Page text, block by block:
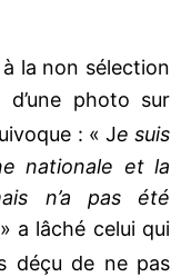
la non sélection
photo sur
: « Je suis
nationale et la
n’a pas été
» a lâché celui qui
déçu de ne pas